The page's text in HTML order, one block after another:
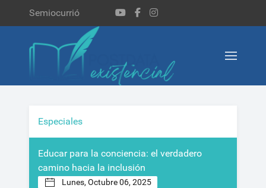
Semiocurrió
Especiales
Educar para la conciencia: el verdadero
camino hacia la inclusión
Lunes, Octubre 06, 2025